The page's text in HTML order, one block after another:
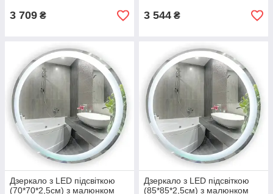
3 709 ₴ 3 544 ₴
Дзеркало з LED підсвіткою
(70*70*2,5см) з малюнком
Дзеркало з LED підсвіткою
(85*85*2,5см) з малюнком